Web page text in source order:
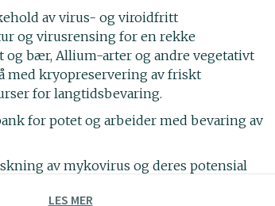
av virus- og viroidfritt
og virusrensing for en rekke
og bær, Allium-arter og andre vegetativt
med kryopreservering av friskt
for langtidsbevaring.
for potet og arbeider med bevaring av
av mykovirus og deres potensial
LES MER